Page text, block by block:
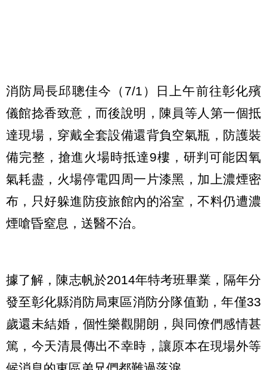
消防局長邱聰佳今（7/1）日上午前往彰化殯
儀館捻香致意，而後說明，陳員等人第一個抵
達現場，穿戴全套設備還背負空氣瓶，防護裝
備完整，搶進火場時抵達9樓，研判可能因氧
氣耗盡，火場停電四周一片漆黑，加上濃煙密
布，只好躲進防疫旅館內的浴室，不料仍遭濃
煙嗆昏窒息，送醫不治。
據了解，陳志帆於2014年特考班畢業，隔年分
發至彰化縣消防局東區消防分隊值勤，年僅33
歲還未結婚，個性樂觀開朗，與同僚們感情甚
篤，今天清晨傳出不幸時，讓原本在現場外等